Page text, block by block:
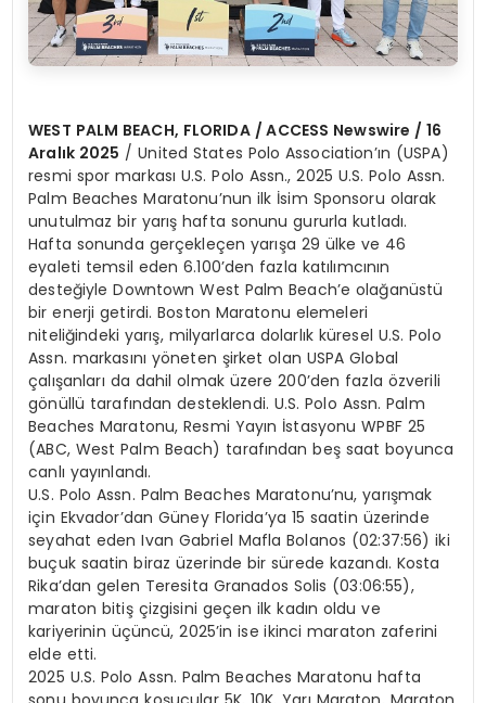
WEST PALM BEACH, FLORIDA / ACCESS Newswire / 16
Aralık 2025 / United States Polo Association’ın (USPA)
resmi spor markası U.S. Polo Assn., 2025 U.S. Polo Assn.
Palm Beaches Maratonu’nun ilk İsim Sponsoru olarak
unutulmaz bir yarış hafta sonunu gururla kutladı.
Hafta sonunda gerçekleçen yarışa 29 ülke ve 46
eyaleti temsil eden 6.100’den fazla katılımcının
desteğiyle Downtown West Palm Beach’e olağanüstü
bir enerji getirdi. Boston Maratonu elemeleri
niteliğindeki yarış, milyarlarca dolarlık küresel U.S. Polo
Assn. markasını yöneten şirket olan USPA Global
çalışanları da dahil olmak üzere 200’den fazla özverili
gönüllü tarafından desteklendi. U.S. Polo Assn. Palm
Beaches Maratonu, Resmi Yayın İstasyonu WPBF 25
(ABC, West Palm Beach) tarafından beş saat boyunca
canlı yayınlandı.
U.S. Polo Assn. Palm Beaches Maratonu’nu, yarışmak
için Ekvador’dan Güney Florida’ya 15 saatin üzerinde
seyahat eden Ivan Gabriel Mafla Bolanos (02:37:56) iki
buçuk saatin biraz üzerinde bir sürede kazandı. Kosta
Rika’dan gelen Teresita Granados Solis (03:06:55),
maraton bitiş çizgisini geçen ilk kadın oldu ve
kariyerinin üçüncü, 2025’in ise ikinci maraton zaferini
elde etti.
2025 U.S. Polo Assn. Palm Beaches Maratonu hafta